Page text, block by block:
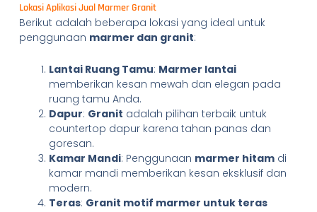
Lokasi Aplikasi Jual Marmer Granit
Berikut adalah beberapa lokasi yang ideal untuk
penggunaan marmer dan granit:
Lantai Ruang Tamu: Marmer lantai
memberikan kesan mewah dan elegan pada
ruang tamu Anda.
Dapur: Granit adalah pilihan terbaik untuk
countertop dapur karena tahan panas dan
goresan.
Kamar Mandi: Penggunaan marmer hitamdi
kamar mandi memberikan kesan eksklusif dan
modern.
Teras: Granit motif marmer untuk teras